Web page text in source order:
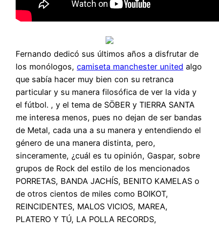
Fernando dedicó sus últimos años a disfrutar de
los monólogos, camiseta manchester united algo
que sabía hacer muy bien con su retranca
particular y su manera filosófica de ver la vida y
el fútbol. , y el tema de SÖBER y TIERRA SANTA
me interesa menos, pues no dejan de ser bandas
de Metal, cada una a su manera y entendiendo el
género de una manera distinta, pero,
sinceramente, ¿cuál es tu opinión, Gaspar, sobre
grupos de Rock del estilo de los mencionados
PORRETAS, BANDA JACHÍS, BENITO KAMELAS o
de otros cientos de miles como BOIKOT,
REINCIDENTES, MALOS VICIOS, MAREA,
PLATERO Y TÚ, LA POLLA RECORDS,